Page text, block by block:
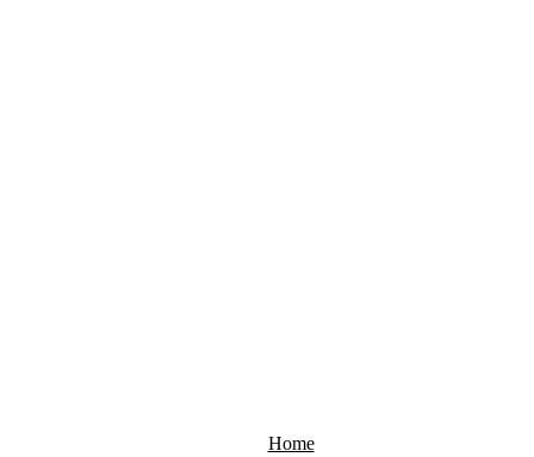
Home